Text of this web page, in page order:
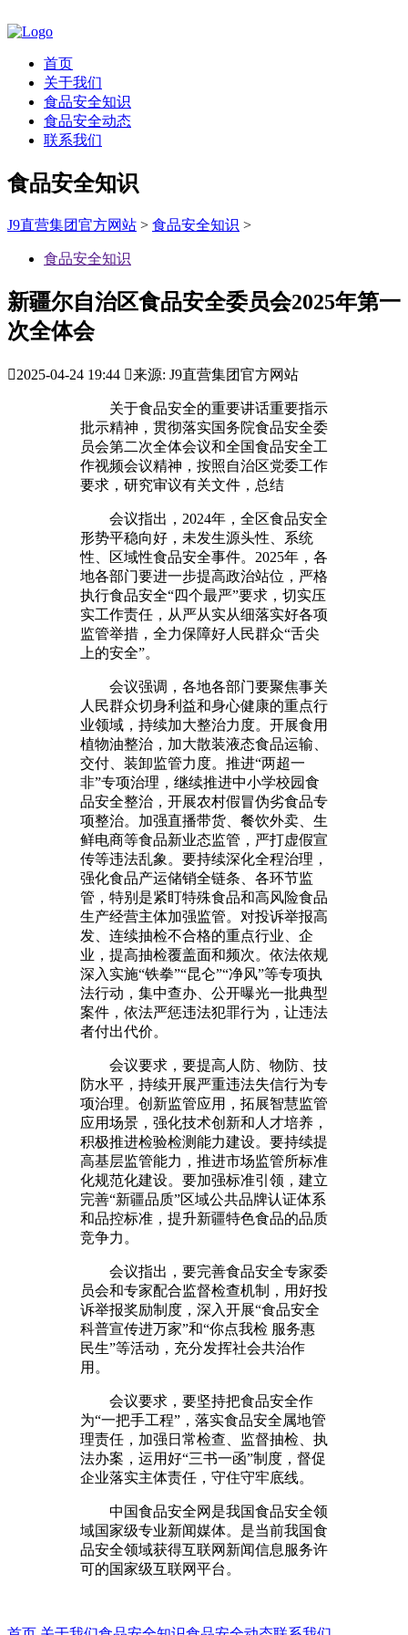
首页
关于我们
食品安全知识
食品安全动态
联系我们
食品安全知识
J9直营集团官方网站 > 食品安全知识 >
食品安全知识
新疆尔自治区食品安全委员会2025年第一
次全体会
2025-04-24 19:44 来源: J9直营集团官方网站
关于食品安全的重要讲话重要指示
批示精神，贯彻落实国务院食品安全委
员会第二次全体会议和全国食品安全工
作视频会议精神，按照自治区党委工作
要求，研究审议有关文件，总结
会议指出，2024年，全区食品安全
形势平稳向好，未发生源头性、系统
性、区域性食品安全事件。2025年，各
地各部门要进一步提高政治站位，严格
执行食品安全“四个最严”要求，切实压
实工作责任，从严从实从细落实好各项
监管举措，全力保障好人民群众“舌尖
上的安全”。
会议强调，各地各部门要聚焦事关
人民群众切身利益和身心健康的重点行
业领域，持续加大整治力度。开展食用
植物油整治，加大散装液态食品运输、
交付、装卸监管力度。推进“两超一
非”专项治理，继续推进中小学校园食
品安全整治，开展农村假冒伪劣食品专
项整治。加强直播带货、餐饮外卖、生
鲜电商等食品新业态监管，严打虚假宣
传等违法乱象。要持续深化全程治理，
强化食品产运储销全链条、各环节监
管，特别是紧盯特殊食品和高风险食品
生产经营主体加强监管。对投诉举报高
发、连续抽检不合格的重点行业、企
业，提高抽检覆盖面和频次。依法依规
深入实施“铁拳”“昆仑”“净风”等专项执
法行动，集中查办、公开曝光一批典型
案件，依法严惩违法犯罪行为，让违法
者付出代价。
会议要求，要提高人防、物防、技
防水平，持续开展严重违法失信行为专
项治理。创新监管应用，拓展智慧监管
应用场景，强化技术创新和人才培养，
积极推进检验检测能力建设。要持续提
高基层监管能力，推进市场监管所标准
化规范化建设。要加强标准引领，建立
完善“新疆品质”区域公共品牌认证体系
和品控标准，提升新疆特色食品的品质
竞争力。
会议指出，要完善食品安全专家委
员会和专家配合监督检查机制，用好投
诉举报奖励制度，深入开展“食品安全
科普宣传进万家”和“你点我检 服务惠
民生”等活动，充分发挥社会共治作
用。
会议要求，要坚持把食品安全作
为“一把手工程”，落实食品安全属地管
理责任，加强日常检查、监督抽检、执
法办案，运用好“三书一函”制度，督促
企业落实主体责任，守住守牢底线。
中国食品安全网是我国食品安全领
域国家级专业新闻媒体。是当前我国食
品安全领域获得互联网新闻信息服务许
可的国家级互联网平台。